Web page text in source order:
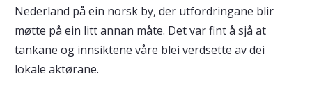
Nederland på ein norsk by, der utfordringane blir
møtte på ein litt annan måte. Det var fint å sjå at
tankane og innsiktene våre blei verdsette av dei
lokale aktørane.